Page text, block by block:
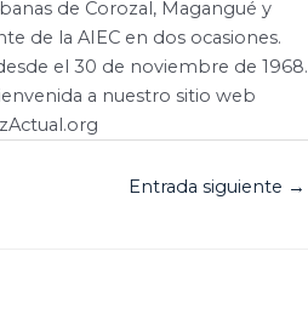
de Corozal, Magangué y
de la AIEC en dos ocasiones.
el 30 de noviembre de 1968.
a nuestro sitio web
Entrada siguiente →